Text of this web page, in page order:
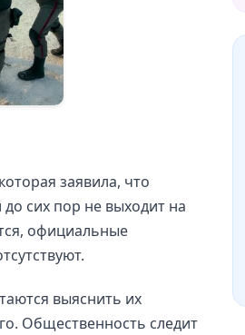
заявила, что
сих пор не выходит на
официальные
выяснить их
Общественность следит